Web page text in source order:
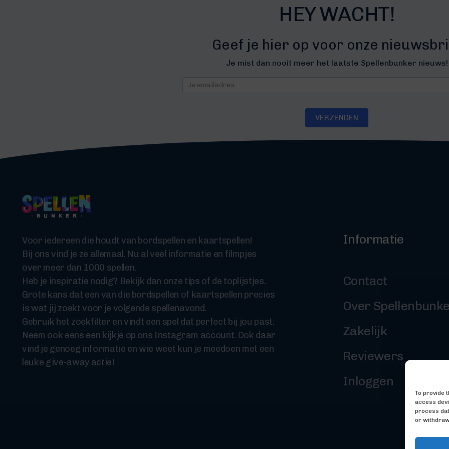
To provide
access
process
or
HEY WACHT!
Geef je hier op voor onze
Je mist dan nooit meer het laatste Spellenbunker nieuws!
Nieuwsbrief
VERZENDEN
Voor iedereen die houdt van bordspellen en kaartspellen!
Bij ons vind je ze allemaal. Nu al veel informatie en filmpjes
over meer dan 1000 spellen.
Heb je inspiratie nodig? Bekijk dan onze tips of de toplijstjes.
Grote kans dat een van die bordspellen of kaartspellen precies
is wat jij zoekt voor je volgende spellenavond.
Gebruik het zoekfilter en vindt een spel dat perfect bij jou past.
Neem ook eens een kijkje op ons Instagram account. Ook daar
vind je genoeg informatie en wie weet kun je meedoen met een
leuke give-away actie!
Informatie
Contact
Over
Zakelijk
Reviewers
Inloggen